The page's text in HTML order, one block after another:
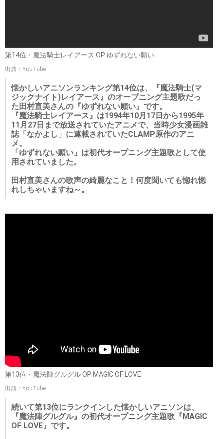
第14位・魔法騎士レイアース OP ゆずれない願い
出典：YouTube
懐かしいアニソンランキング第14位は、『魔法騎士(マ
ジックナイト)レイアース』のオープニング主題歌だっ
た田村直美さんの『ゆずれない願い』です。
『魔法騎士レイアース』は1994年10月17日から1995年
11月27日まで放送されていたアニメで、当時少女漫画雑
誌「なかよし」に連載されていたCLAMP原作のアニ
メ。
「ゆずれない願い」は初代オープニング主題歌として使
用されていました。
田村直美さんの歌声の綺麗なこと！何度聞いても惚れ惚
れしちゃいますね～。
第13位・魔法陣グルグル OP MAGIC OF LOVE
出典：YouTube
続いて第13位にランクインした懐かしいアニソンは、
『魔法陣グルグル』の初代オープニング主題歌『MAGIC
OF LOVE』です。